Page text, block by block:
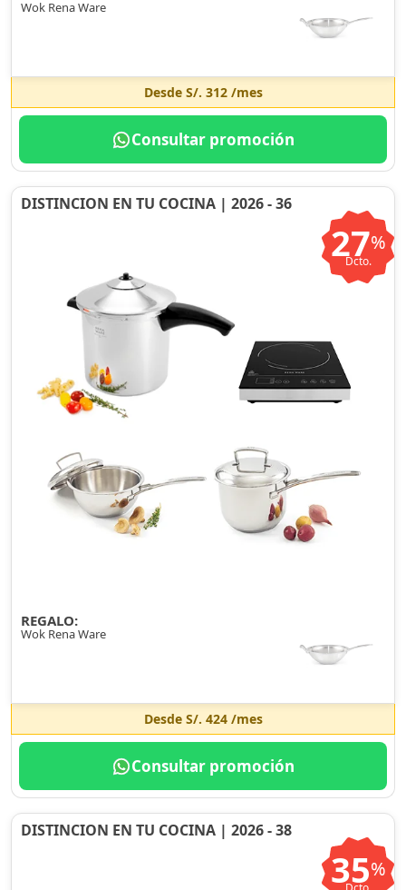
Wok Rena Ware
Desde S/. 312/mes
Consultar promoción
DISTINCION EN TU COCINA | 2026 - 36
27%
Dcto.
REGALO:
Wok Rena Ware
Desde S/. 424/mes
Consultar promoción
DISTINCION EN TU COCINA | 2026 - 38
35%